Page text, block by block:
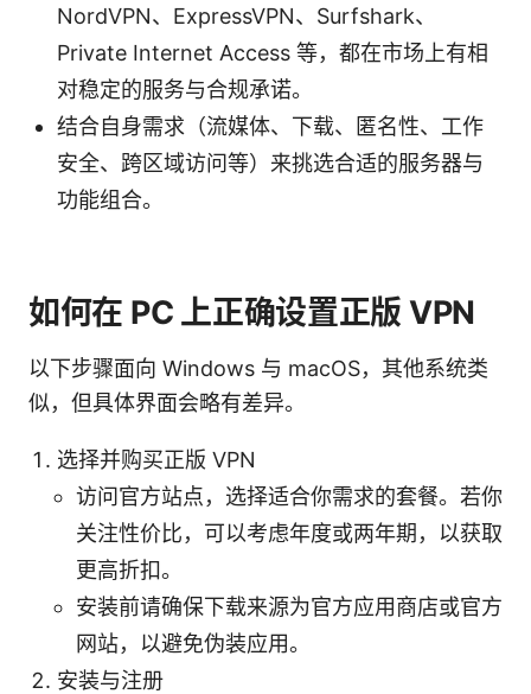
NordVPN、ExpressVPN、Surfshark、
Private Internet Access 等，都在市场上有相
对稳定的服务与合规承诺。
结合自身需求（流媒体、下载、匿名性、工作
安全、跨区域访问等）来挑选合适的服务器与
功能组合。
如何在 PC 上正确设置正版 VPN
以下步骤面向 Windows 与 macOS，其他系统类
似，但具体界面会略有差异。
选择并购买正版 VPN
访问官方站点，选择适合你需求的套餐。若你
关注性价比，可以考虑年度或两年期，以获取
更高折扣。
安装前请确保下载来源为官方应用商店或官方
网站，以避免伪装应用。
安装与注册